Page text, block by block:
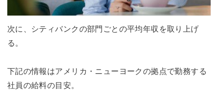
次に、シティバンクの部門ごとの平均年収を取り上げ
る。
下記の情報はアメリカ・ニューヨークの拠点で勤務する
社員の給料の目安。